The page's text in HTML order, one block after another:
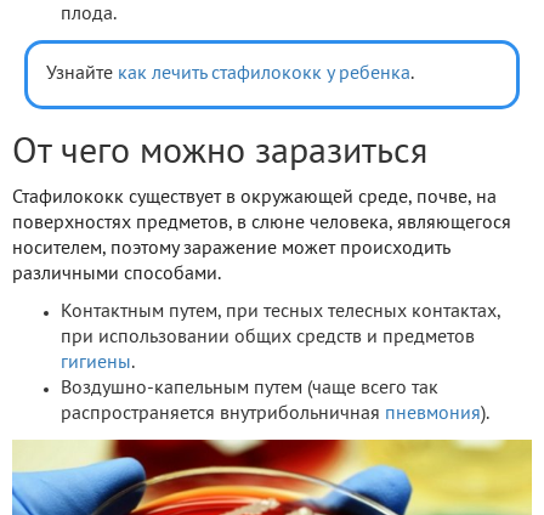
плода.
Узнайте как лечить стафилококк у ребенка.
От чего можно заразиться
Стафилококк существует в окружающей среде, почве, на
поверхностях предметов, в слюне человека, являющегося
носителем, поэтому заражение может происходить
различными способами.
Контактным путем, при тесных телесных контактах,
при использовании общих средств и предметов
гигиены.
Воздушно-капельным путем (чаще всего так
распространяется внутрибольничная пневмония).